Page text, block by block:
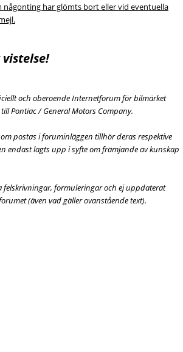
har glömts bort eller vid eventuella
och oberoende Internetforum för bilmärket
Pontiac / General Motors Company.
postas i foruminläggen tillhör deras respektive
endast lagts upp i syfte om främjande av kunskap
felskrivningar, formuleringar och ej uppdaterat
(även vad gäller ovanstående text).